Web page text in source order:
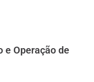
e Operação de